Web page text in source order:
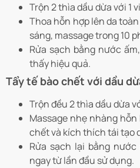
Trộn 2 thìa dầu dừa với 1
Thoa hỗn hợp lên da
sáng, massage trong 10
Rửa sạch bằng nước
thấy hiệu quả.
Tẩy tế bào chết với dầu
Trộn đều 2 thìa dầu dừa
Massage nhẹ nhàng
chết và kích thích tái tạo
Rửa sạch lại bằng
ngay từ lần đầu sử dụng.